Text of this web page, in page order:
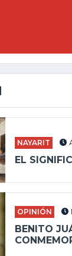
NAYARIT
EL
OPINIÓN
BENITO